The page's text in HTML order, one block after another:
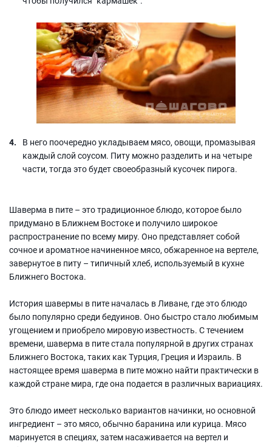
В него поочередно укладываем мясо, овощи, промазывая
каждый слой соусом. Питу можно разделить и на четыре
части, тогда это будет своеобразный кусочек пирога.
Шаверма в пите – это традиционное блюдо, которое было
придумано в Ближнем Востоке и получило широкое
распространение по всему миру. Оно представляет собой
сочное и ароматное начиненное мясо, обжаренное на вертеле,
завернутое в питу – типичный хлеб, используемый в кухне
Ближнего Востока.
История шавермы в пите началась в Ливане, где это блюдо
было популярно среди бедуинов. Оно быстро стало любимым
угощением и приобрело мировую известность. С течением
времени, шаверма в пите стала популярной в других странах
Ближнего Востока, таких как Турция, Греция и Израиль. В
настоящее время шаверма в пите можно найти практически в
каждой стране мира, где она подается в различных вариациях.
Это блюдо имеет несколько вариантов начинки, но основной
ингредиент – это мясо, обычно баранина или курица. Мясо
маринуется в специях, затем насаживается на вертел и